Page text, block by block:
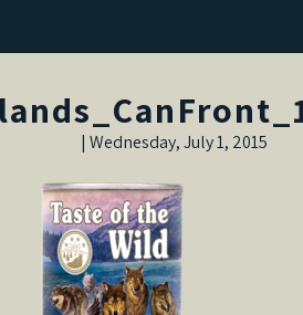
Wednesday, July 1, 2015 |